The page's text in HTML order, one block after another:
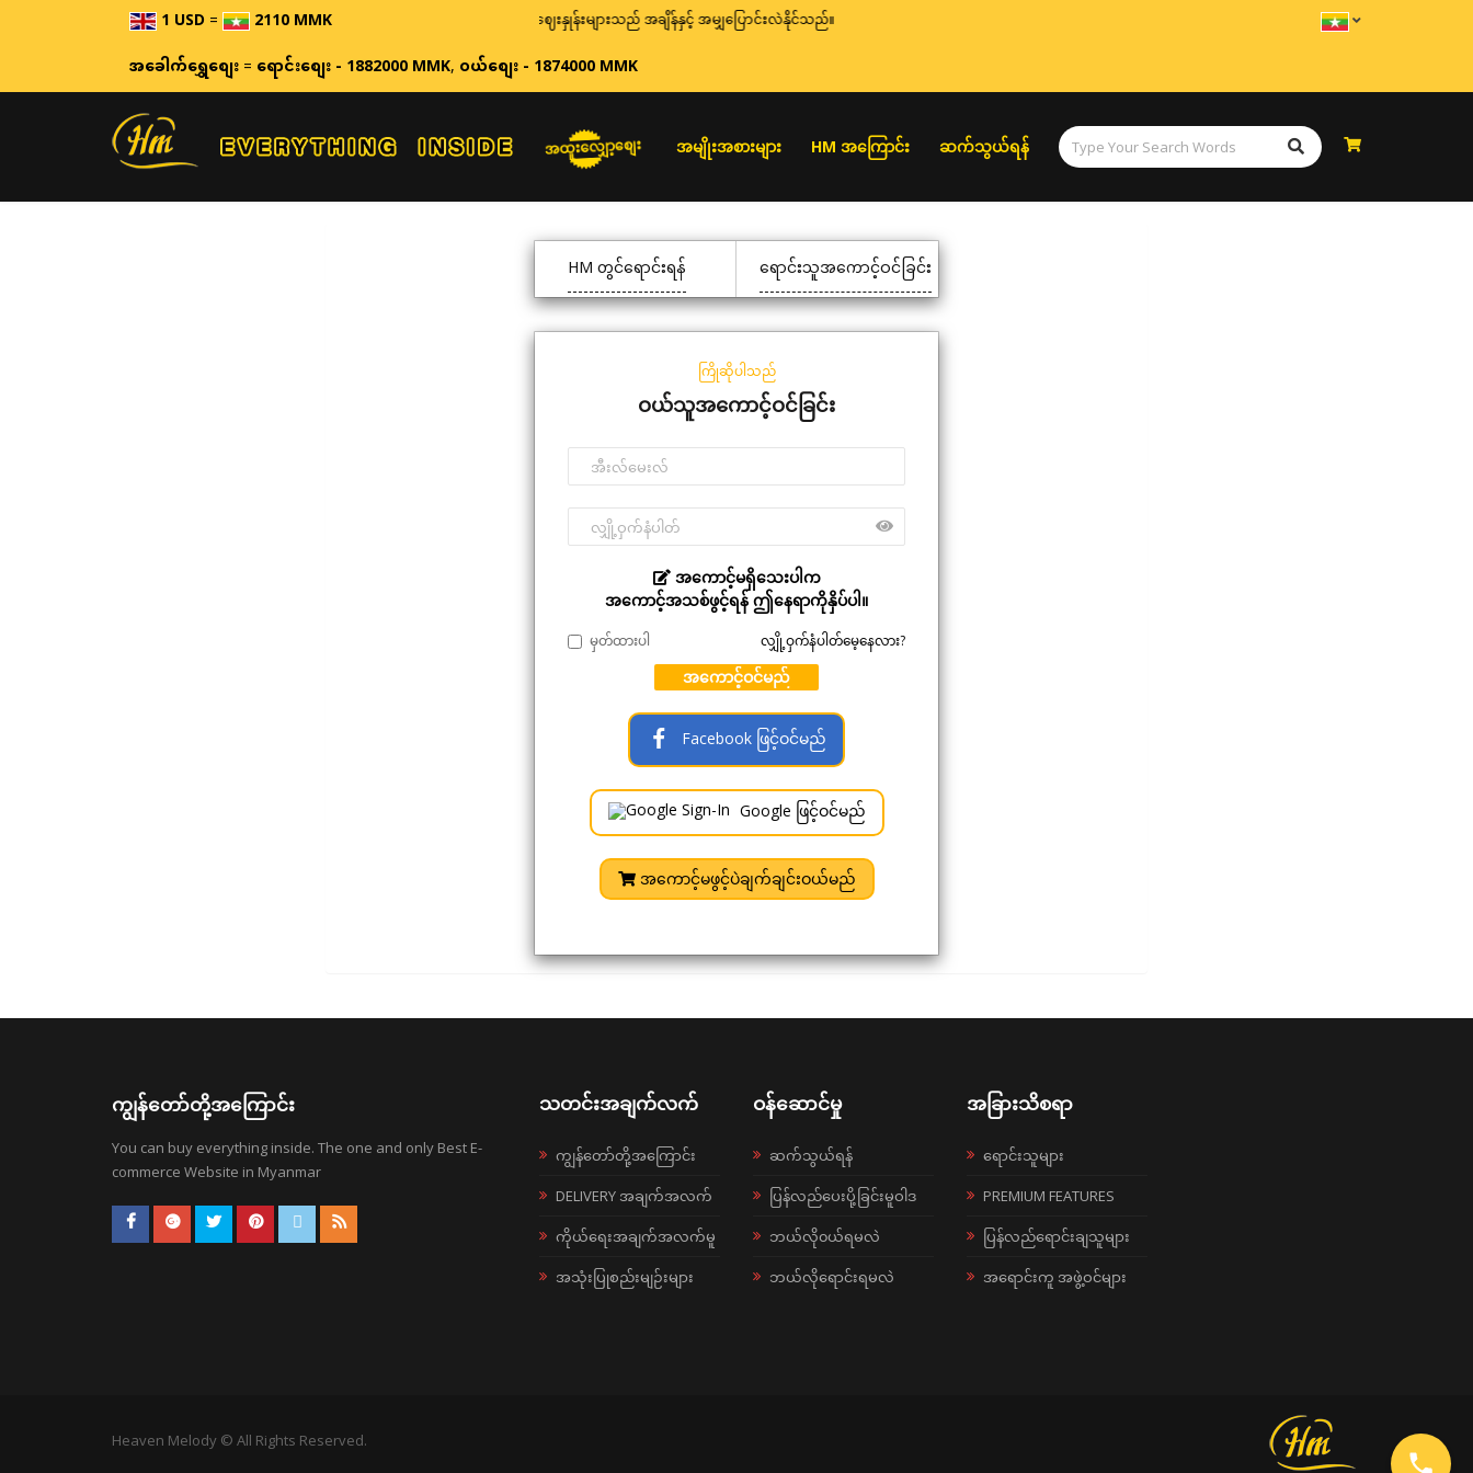
1 USD= 2110 MMK ဈေးနှုန်းများသည် အချိန်နှင့် အမျှပြောင်းလဲနိုင်သည်။
အခေါက်ရွှေစျေး=ရောင်းစျေး - 1882000 MMK,ဝယ်စျေး - 1874000 MMK
အထူးလျှော့စျေး အမျိုးအစားများ HM အကြောင်း ဆက်သွယ်ရန်
HM တွင်ရောင်းရန် ရောင်းသူအကောင့်ဝင်ခြင်း
ကြိုဆိုပါသည်
ဝယ်သူအကောင့်ဝင်ခြင်း
အကောင့်မရှိသေးပါက
အကောင့်အသစ်ဖွင့်ရန် ဤနေရာကိုနှိပ်ပါ။
မှတ်ထားပါ လျှို့ဝှက်နံပါတ်မေ့နေလား?
အကောင့်ဝင်မည်
Facebook ဖြင့်ဝင်မည်
Google ဖြင့်ဝင်မည်
အကောင့်မဖွင့်ပဲချက်ချင်းဝယ်မည်
ကျွန်တော်တို့အကြောင်း
You can buy everything inside. The one and only Best E-
commerce Website in Myanmar
သတင်းအချက်လက်
ကျွန်တော်တို့အကြောင်း
DELIVERY အချက်အလက်
ကိုယ်ရေးအချက်အလက်မူ
အသုံးပြုစည်းမျဉ်းများ
ဝန်ဆောင်မှု
ဆက်သွယ်ရန်
ပြန်လည်ပေးပို့ခြင်းမူဝါဒ
ဘယ်လို၀ယ်ရမလဲ
ဘယ်လိုရောင်းရမလဲ
အခြားသိစရာ
ရောင်းသူများ
PREMIUM FEATURES
ပြန်လည်ရောင်းချသူများ
အရောင်းကူ အဖွဲ့ဝင်များ
Heaven Melody © All Rights Reserved.